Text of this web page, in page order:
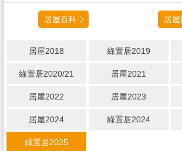
居屋百科 居
居屋2018 綠置居2019
綠置居2020/21 居屋2021
居屋2022 居屋2023
居屋2024 綠置居2024
綠置居2025